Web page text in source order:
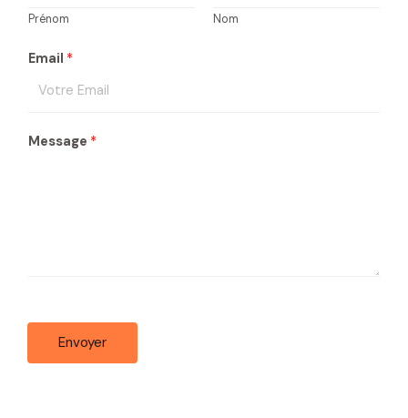
Prénom Nom
Email *
Message *
Envoyer